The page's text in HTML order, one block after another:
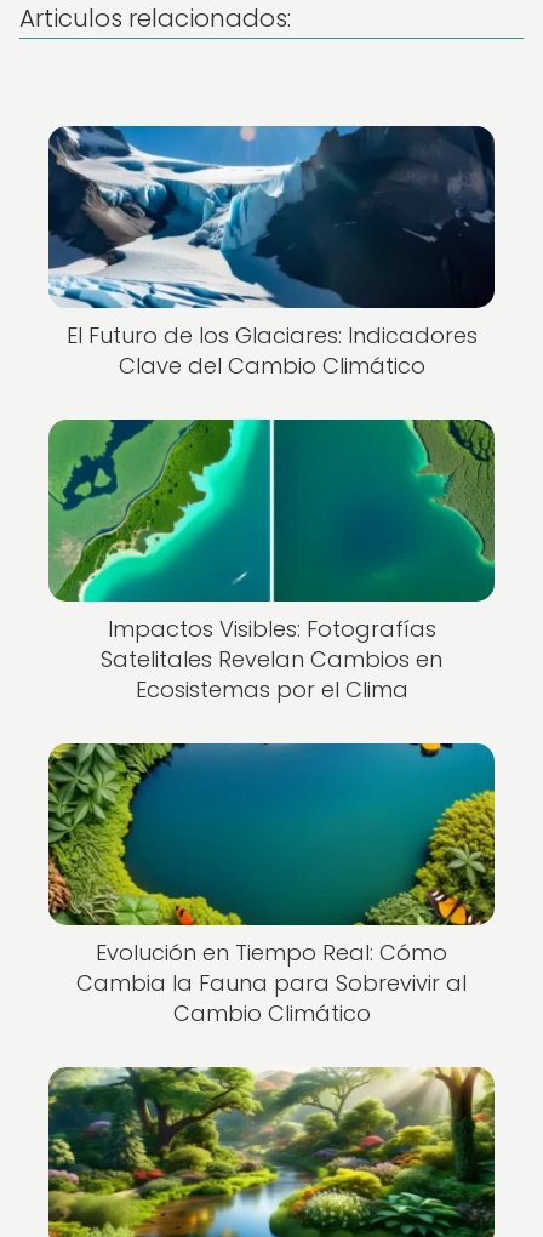
Articulos relacionados:
El Futuro de los Glaciares: Indicadores
Clave del Cambio Climático
Impactos Visibles: Fotografías
Satelitales Revelan Cambios en
Ecosistemas por el Clima
Evolución en Tiempo Real: Cómo
Cambia la Fauna para Sobrevivir al
Cambio Climático